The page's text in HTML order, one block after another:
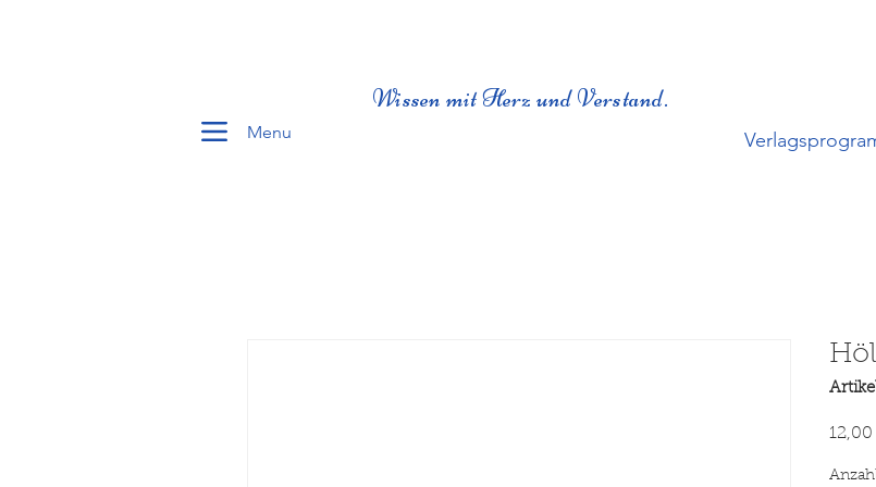
Menu
Wissen mit Herz und Verstand.
12,00